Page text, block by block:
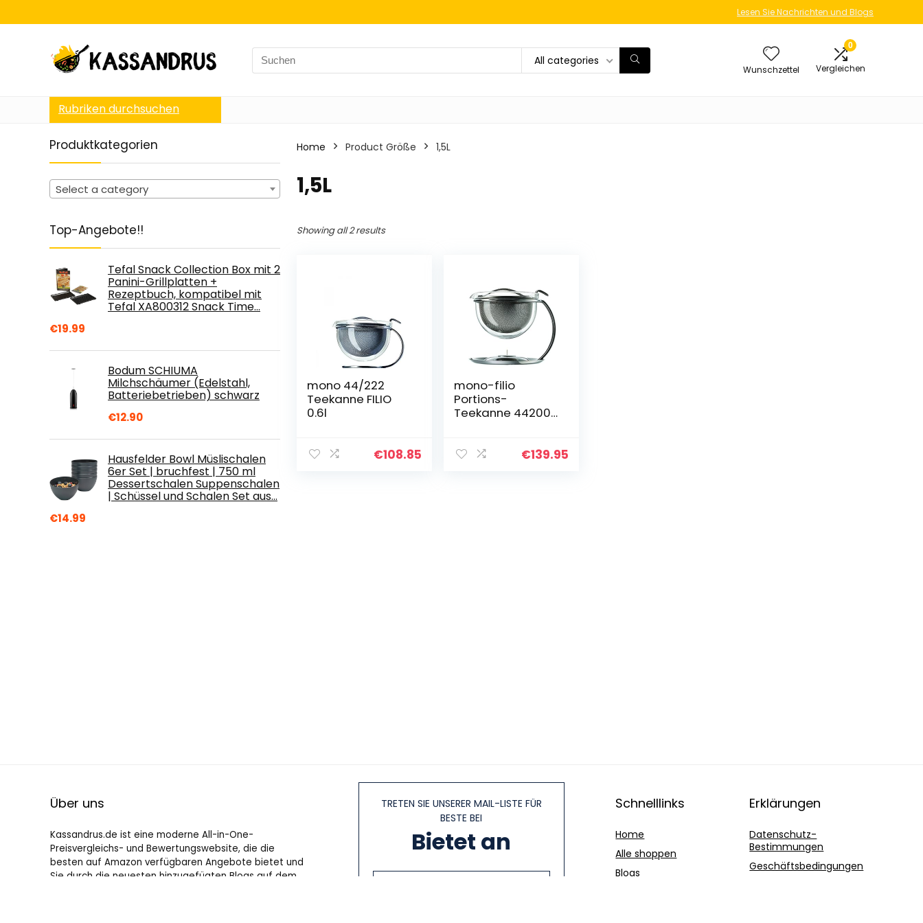
Lesen Sie Nachrichten und Blogs
Search
for:
All categories
Wunschzettel
0
Vergleichen
Rubriken durchsuchen
Produktkategorien
Select a category
Top-Angebote!!
Tefal Snack Collection Box mit 2
Panini-Grillplatten +
Rezeptbuch, kompatibel mit
Tefal XA800312 Snack Time…
€19.99
Bodum SCHIUMA
Milchschäumer (Edelstahl,
Batteriebetrieben) schwarz
€12.90
Hausfelder Bowl Müslischalen
6er Set | bruchfest | 750 ml
Dessertschalen Suppenschalen
| Schüssel und Schalen Set aus…
€14.99
Home Product Größe 1,5L
1,5L
Showing all 2 results
mono 44/222
Teekanne FILIO
0.6l
€108.85
mono-filio
Portions-
Teekanne 44200,
€139.95
Über uns
Kassandrus.de ist eine moderne All-in-One-
Preisvergleichs- und Bewertungswebsite, die die
besten auf Amazon verfügbaren Angebote bietet und
Sie durch die neuesten hinzugefügten Blogs auf dem
TRETEN SIE UNSERER MAIL-LISTE FÜR
BESTE BEI
Bietet an
Schnelllinks
Home
Alle shoppen
Blogs
Erklärungen
Datenschutz-
Bestimmungen
Geschäftsbedingungen